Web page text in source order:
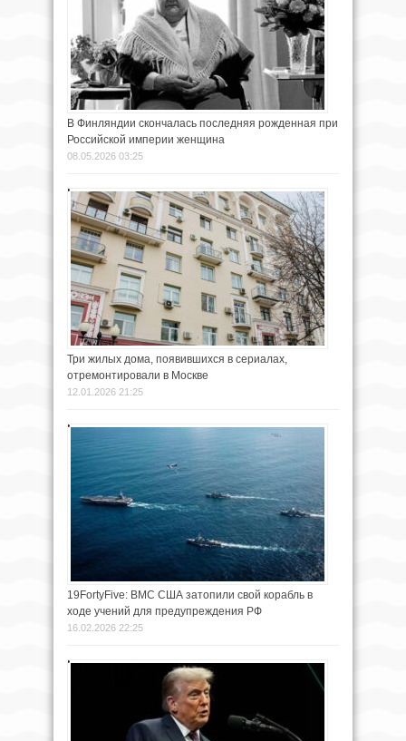
В Финляндии скончалась последняя рожденная при
Российской империи женщина
08.05.2026 03:25
Три жилых дома, появившихся в сериалах,
отремонтировали в Москве
12.01.2026 21:25
19FortyFive: ВМС США затопили свой корабль в
ходе учений для предупреждения РФ
16.02.2026 22:25